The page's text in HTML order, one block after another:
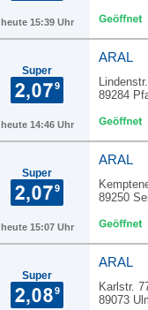
heute 15:39 Uhr
Super
heute 14:46 Uhr
ARAL
89284
Super
heute 15:07 Uhr
ARAL
89250
Super
ARAL
Karlstr.
89073